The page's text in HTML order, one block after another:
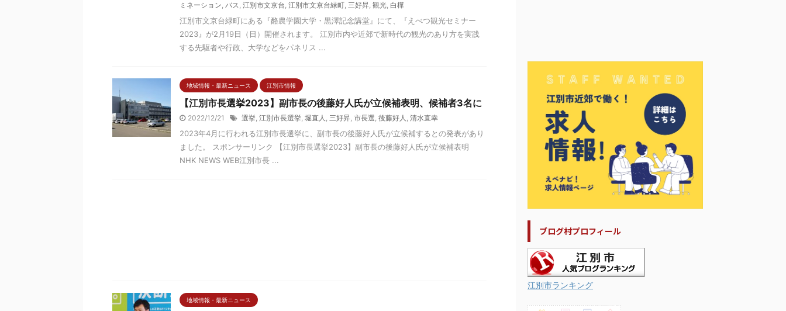
ミネーション, バス, 江別市文京台, 江別市文京台緑町, 三好昇, 観光, 白樺
江別市文京台緑町にある『酪農学園大学・黒澤記念講堂』にて、『えべつ観光セミナー
2023』が2月19日（日）開催されます。 江別市内や近郊で新時代の観光のあり方を実践
する先駆者や行政、大学などをパネリス ...
地域情報・最新ニュース 江別市情報
【江別市長選挙2023】副市長の後藤好人氏が立候補表明、候補者3名に
2022/12/21 選挙, 江別市長選挙, 堀直人 , 三好昇, 市長選, 後藤好人 , 清水直幸
2023年4月に行われる江別市長選挙に、副市長の後藤好人氏が立候補するとの発表があり
ました。 スポンサーリンク 【江別市長選挙2023】副市長の後藤好人氏が立候補表明
NHK NEWS WEB江別市長 ...
地域情報・最新ニュース
ブログ村プロフィール
江別市ランキング